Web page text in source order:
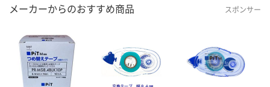
メーカーからのおすすめ商品 スポンサー